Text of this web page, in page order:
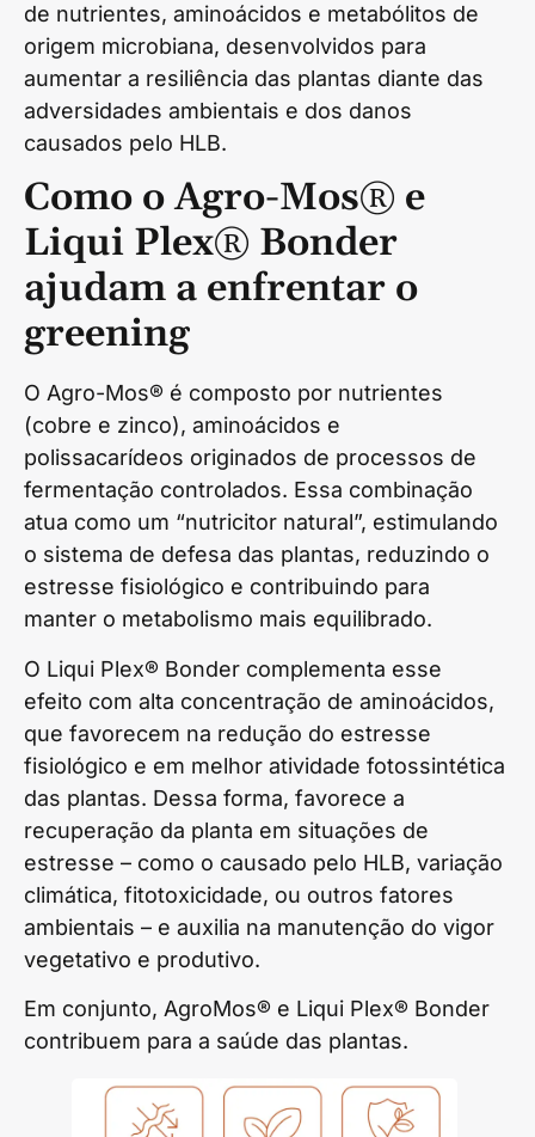
de nutrientes, aminoácidos e metabólitos de
origem microbiana, desenvolvidos para
aumentar a resiliência das plantas diante das
adversidades ambientais e dos danos
causados pelo HLB.
Como o Agro-Mos® e
Liqui Plex® Bonder
ajudam a enfrentar o
greening
O Agro-Mos® é composto por nutrientes
(cobre e zinco), aminoácidos e
polissacarídeos originados de processos de
fermentação controlados. Essa combinação
atua como um “nutricitor natural”, estimulando
o sistema de defesa das plantas, reduzindo o
estresse fisiológico e contribuindo para
manter o metabolismo mais equilibrado.
O Liqui Plex® Bonder complementa esse
efeito com alta concentração de aminoácidos,
que favorecem na redução do estresse
fisiológico e em melhor atividade fotossintética
das plantas. Dessa forma, favorece a
recuperação da planta em situações de
estresse – como o causado pelo HLB, variação
climática, fitotoxicidade, ou outros fatores
ambientais – e auxilia na manutenção do vigor
vegetativo e produtivo.
Em conjunto, AgroMos® e Liqui Plex® Bonder
contribuem para a saúde das plantas.